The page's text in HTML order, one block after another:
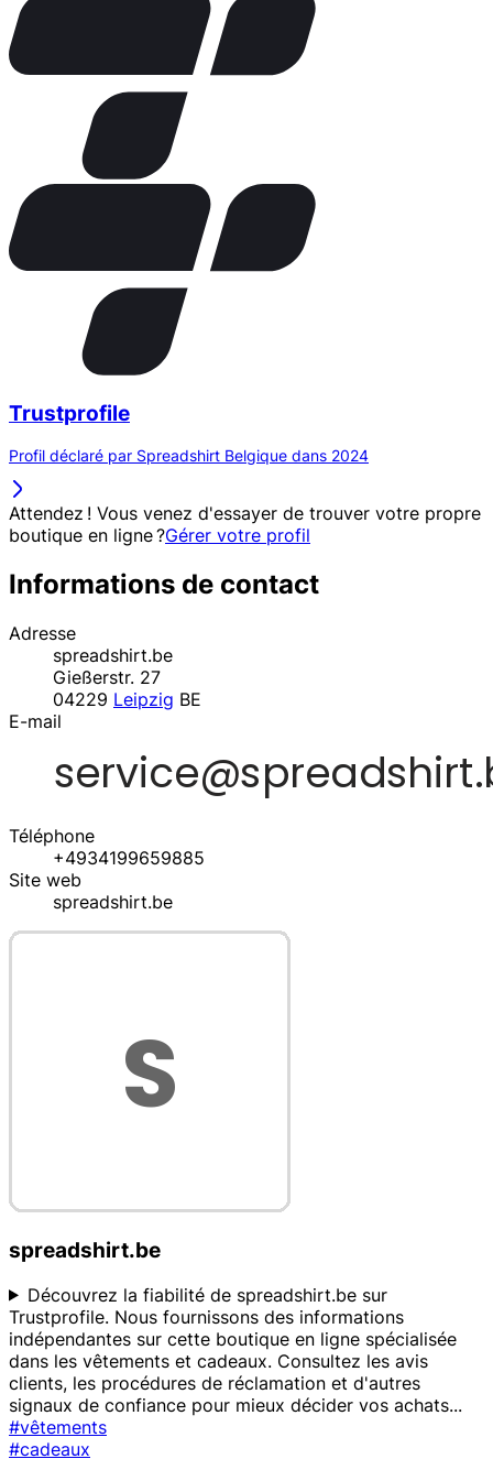
Trustprofile
Profil déclaré par Spreadshirt Belgique dans 2024
Attendez ! Vous venez d'essayer de trouver votre propre
boutique en ligne ?Gérer votre profil
Informations de contact
Adresse
spreadshirt.be
Gießerstr. 27
04229 Leipzig BE
E-mail
Téléphone
+4934199659885
Site web
spreadshirt.be
spreadshirt.be
Découvrez la fiabilité de spreadshirt.be sur
Trustprofile. Nous fournissons des informations
indépendantes sur cette boutique en ligne spécialisée
dans les vêtements et cadeaux. Consultez les avis
clients, les procédures de réclamation et d'autres
signaux de confiance pour mieux décider vos achats...
#vêtements
#cadeaux